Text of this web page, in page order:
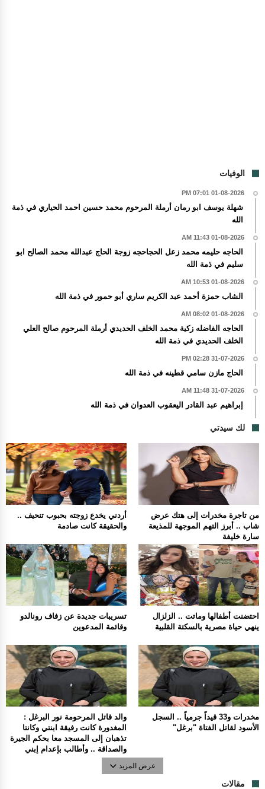
الوفيات
01-08-2026 07:01 PM
شهلة يوسف ابو رمان أرملة المرحوم محمد حسين احمد الحياري في ذمة
الله
01-08-2026 11:43 AM
الحاجه حليمه محمد زعل الحجاحجه زوجة الحاج عبدالله محمد الصالح ابو
سليم في ذمة الله
01-08-2026 10:53 AM
الشاب حمزة أحمد عبد الكريم ساري أبو حمور في ذمة الله
01-08-2026 08:02 AM
الحاجه الفاضله زكية محمد الخلف الحديدي أرملة المرحوم صالح العلي
الخلف الحديدي في ذمة الله
31-07-2026 02:28 PM
الحاج مازن سامي قطينه في ذمة الله
31-07-2026 11:48 AM
إبراهيم عبد القادر اليعقوب العدوان في ذمة الله
لك سيدتي
أردني يخدع زوجته بحبوب تنحيف ..
والحقيقة كانت صادمة
من تاجرة مخدرات إلى هتك عرض
شاب .. أبرز التهم الموجهة للمذيعة
سارة خليفة
تسريبات جديدة عن زفاف رونالدو
وقائمة المدعوين
احتضنت أطفالها وماتت .. الزلزال
ينهي حياة مصرية بالسكتة القلبية
والد قاتل المرحومة نور البرغل :
المغدورة كانت رفيقة ابنتي وكانتا
تذهبان إلى المسجد معا بحكم الجيرة
والصداقة .. وأطالب بإعدام إبني
مخدرات و33 قيداً جرمياً .. السجل
الأسود لقاتل الفتاة "برغل"
عرض المزيد
مقالات